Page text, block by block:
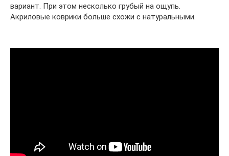
вариант. При этом несколько грубый на ощупь.
Акриловые коврики больше схожи с натуральными.